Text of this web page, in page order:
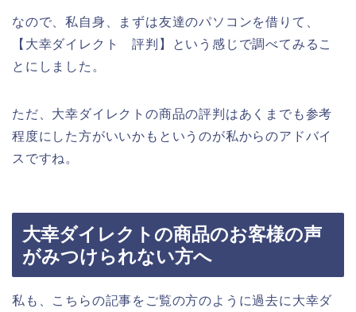
なので、私自身、まずは友達のパソコンを借りて、
【大幸ダイレクト 評判】という感じで調べてみるこ
とにしました。
ただ、大幸ダイレクトの商品の評判はあくまでも参考
程度にした方がいいかもというのが私からのアドバイ
スですね。
大幸ダイレクトの商品のお客様の声
がみつけられない方へ
私も、こちらの記事をご覧の方のように過去に大幸ダ